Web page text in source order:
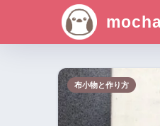
布小物と作り方